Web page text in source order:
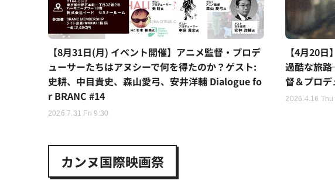
【8月31日(月) イベント開催】アニメ監督・プロデ
ューサーたちはアヌシーで何を得たのか？ゲスト:
史耕、中目貴史、森山愛弓、安井洋輔 Dialogue fo
r BRANC #14
2026.7.31 Fri 9:30
【4月20
過酷な旅
督＆プロ
2026.4.16 Thu
カンヌ国際映画祭